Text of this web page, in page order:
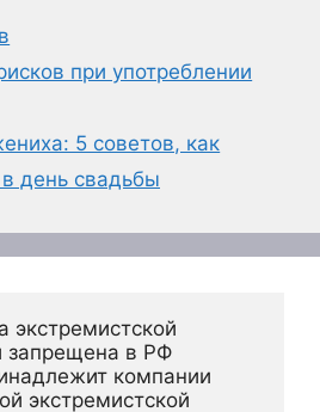
при употреблении
5 советов, как
день свадьбы
экстремистской
запрещена в РФ
компании
экстремистской